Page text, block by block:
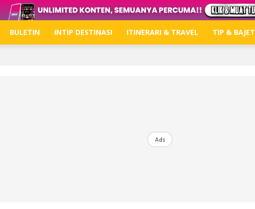
Video
BULETIN INTIP DESTINASI ITINERARI & TRAVEL TIP & BAJET
Ads